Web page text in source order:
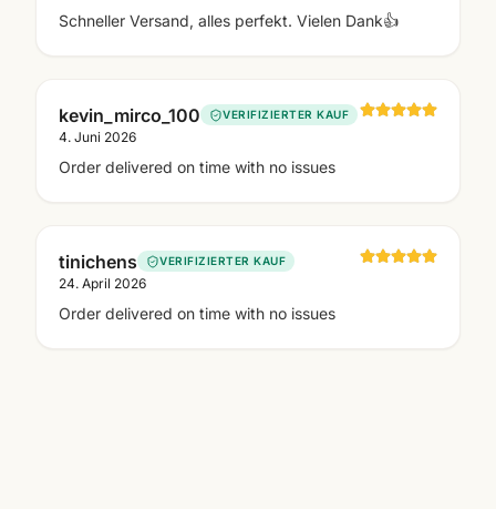
Schneller Versand, alles perfekt. Vielen Dank👍
kevin_mirco_100 VERIFIZIERTER KAUF
4. Juni 2026
Order delivered on time with no issues
tinichens VERIFIZIERTER KAUF
24. April 2026
Order delivered on time with no issues